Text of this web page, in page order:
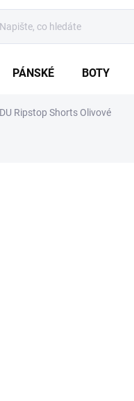
PÁNSKÉ BOTY
Ripstop Shorts Olivové